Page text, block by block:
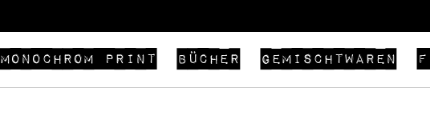
Monochrom Print Bücher Gemischtwaren